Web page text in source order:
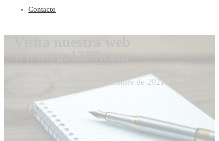
Contacto
www.vgr1380.com
21 de septiembre de 20210
comentarios